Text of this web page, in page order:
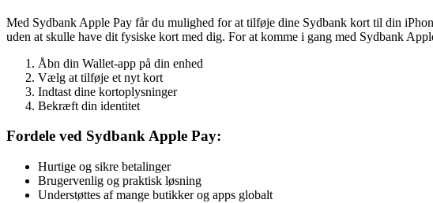
Med Sydbank Apple Pay får du mulighed for at tilføje dine Sydbank kort til din
uden at skulle have dit fysiske kort med dig. For at komme i gang med Sydbank
Åbn din Wallet-app på din enhed
Vælg at tilføje et nyt kort
Indtast dine kortoplysninger
Bekræft din identitet
Fordele ved Sydbank Apple Pay:
Hurtige og sikre betalinger
Brugervenlig og praktisk løsning
Understøttes af mange butikker og apps globalt